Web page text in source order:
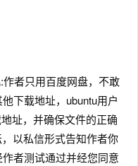
者只用百度网盘，不敢
下载地址，ubuntu用户
址，并确保文件的正确
以私信形式告知作者你
者测试通过并经您同意